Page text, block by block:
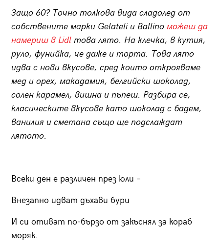
Защо 60? Точно толкова вида сладолед от
собствените марки Gelateli и Ballino можеш да
намериш в Lidlтова лято. На клечка, в кутия,
руло, фунийка, че даже и торта. Това лято
идва с нови вкусове, сред които открояваме
мед и орех, макадамия, белгийски шоколад,
солен карамел, вишна и пъпеш. Разбира се,
класическите вкусове като шоколад с бадем,
ванилия и сметана също ще подслаждат
лятото.
Всеки ден е различен през юли –
Внезапно идват дъхави бури
И си отиват по-бързо от закъснял за кораб
моряк.